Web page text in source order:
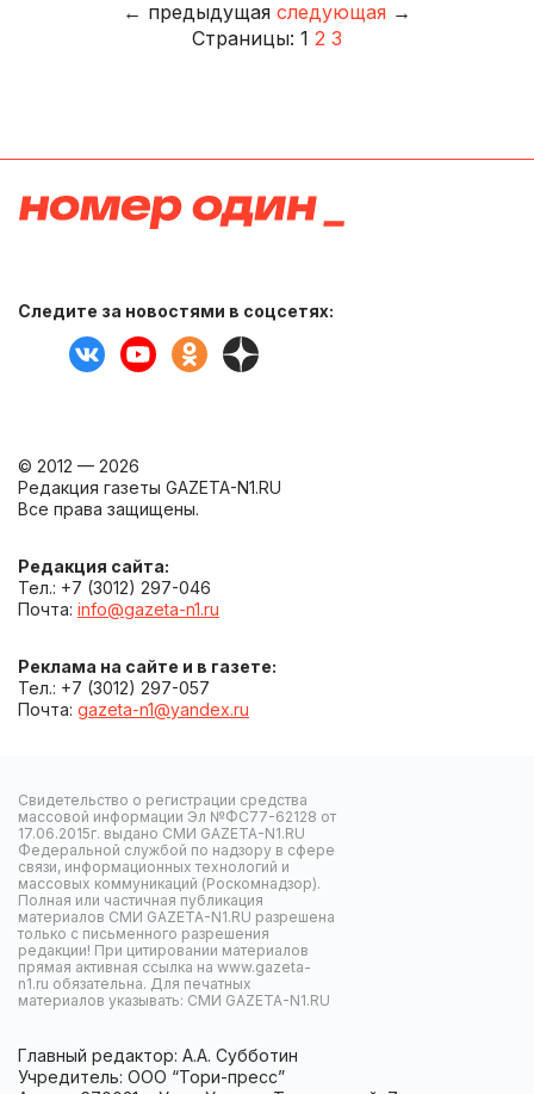
← предыдущая следующая →
Страницы: 1 2 3
Следите за новостями в соцсетях:
© 2012 — 2026
Редакция газеты GAZETA-N1.RU
Все права защищены.
Редакция сайта:
Тел.: +7 (3012) 297-046
Почта: info@gazeta-n1.ru
Реклама на сайте и в газете:
Тел.: +7 (3012) 297-057
Почта: gazeta-n1@yandex.ru
Свидетельство о регистрации средства
массовой информации Эл №ФС77-62128 от
17.06.2015г. выдано СМИ GAZETA-N1.RU
Федеральной службой по надзору в сфере
связи, информационных технологий и
массовых коммуникаций (Роскомнадзор).
Полная или частичная публикация
материалов СМИ GAZETA-N1.RU разрешена
только с письменного разрешения
редакции! При цитировании материалов
прямая активная ссылка на www.gazeta-
n1.ru обязательна. Для печатных
материалов указывать: СМИ GAZETA-N1.RU
Главный редактор: А.А. Субботин
Учредитель: ООО “Тори-пресс”